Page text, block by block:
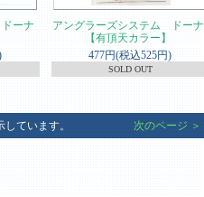
ーナ
アングラーズシステム ドーナ
【有頂天カラー】
477円(税込525円)
SOLD OUT
ています。 次のページ ＞